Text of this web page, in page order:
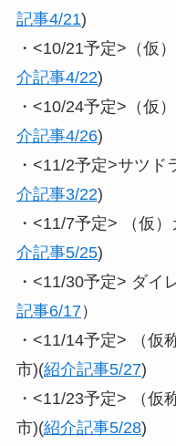
記事4/21)
・<10/21予定>（仮
介記事4/22)
・<10/24予定>（仮
介記事4/26)
・<11/2予定>サツ
介記事3/22)
・<11/7予定> （仮
介記事5/25)
・<11/30予定> ダイ
記事6/17）
・<11/14予定> （仮
市)(紹介記事5/27)
・<11/23予定> （仮
市)(紹介記事5/28)